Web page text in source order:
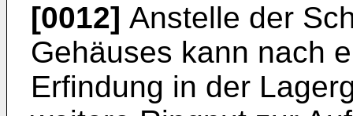
[0012] Anstelle der
Gehäuses kann nach
Erfindung in der